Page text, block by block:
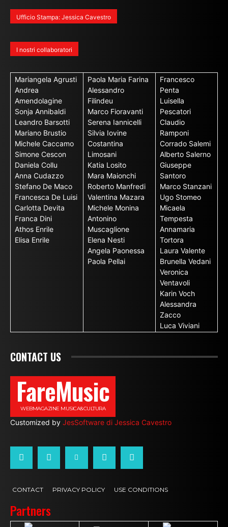
Ufficio Stampa: Jessica Cavestro
I nostri collaboratori
Mariangela Agrusti
Andrea
Amendolagine
Sonja Annibaldi
Leandro Barsotti
Mariano Brustio
Michele Caccamo
Simone Cescon
Daniela Collu
Anna Cudazzo
Stefano De Maco
Francesca De Luisi
Carlotta Devita
Franca Dini
Athos Enrile
Elisa Enrile
Paola Maria Farina
Alessandro
Filindeu
Marco Fioravanti
Serena Iannicelli
Silvia Iovine
Costantina
Limosani
Katia Losito
Mara Maionchi
Roberto Manfredi
Valentina Mazara
Michele Monina
Antonino
Muscaglione
Elena Nesti
Angela Paonessa
Paola Pellai
Francesco
Penta
Luisella
Pescatori
Claudio
Ramponi
Corrado Salemi
Alberto Salerno
Giuseppe
Santoro
Marco Stanzani
Ugo Stomeo
Micaela
Tempesta
Annamaria
Tortora
Laura Valente
Brunella Vedani
Veronica
Ventavoli
Karin Voch
Alessandra
Zacco
Luca Viviani
CONTACT US
FareMusic
WEBMAGAZINE MUSICA&CULTURA
Customized by JesSoftware di Jessica Cavestro
CONTACT PRIVACY POLICY USE CONDITIONS
Partners